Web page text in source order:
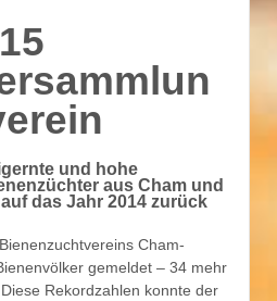
und hohe
aus Cham und
das Jahr 2014 zurück
Cham-
gemeldet – 34 mehr
Rekordzahlen konnte der